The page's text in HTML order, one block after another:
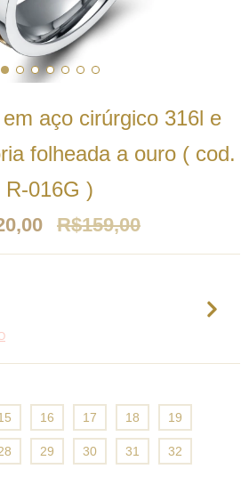
aço cirúrgico 316l e
folheada a ouro ( cod.
R-016G )
R$159,00
16 17 18 19
29 30 31 32